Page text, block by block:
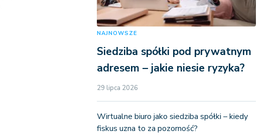
NAJNOWSZE
Siedziba spółki pod prywatnym
adresem – jakie niesie ryzyka?
29 lipca 2026
Wirtualne biuro jako siedziba spółki – kiedy
fiskus uzna to za pozorność?